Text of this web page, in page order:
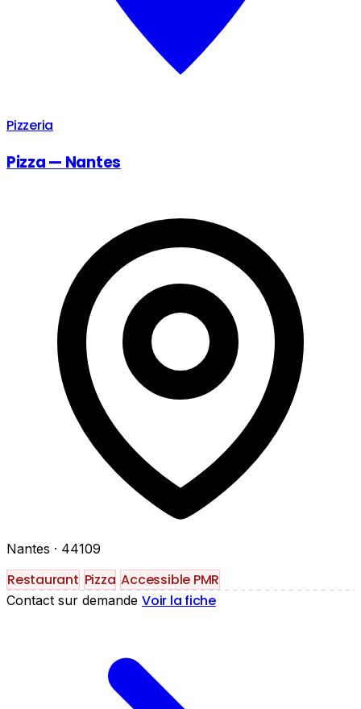
Pizzeria
Pizza — Nantes
Nantes · 44109
Restaurant Pizza Accessible PMR
Contact sur demande Voir la fiche